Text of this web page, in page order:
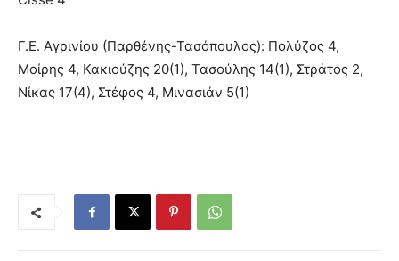
Γ.Ε. Αγρινίου (Παρθένης-Τασόπουλος): Πολύζος 4,
Μοίρης 4, Κακιούζης 20(1), Τασούλης 14(1), Στράτος 2,
Νίκας 17(4), Στέφος 4, Μινασιάν 5(1)